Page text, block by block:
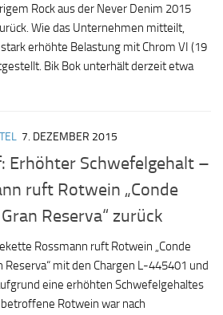
Rock aus der Never Denim 2015
Wie das Unternehmen mitteilt,
erhöhte Belastung mit Chrom VI (19
Bik Bok unterhält derzeit etwa
7. DEZEMBER 2015
Erhöhter Schwefelgehalt –
ruft Rotwein „Conde
Reserva“ zurück
Rossmann ruft Rotwein „Conde
Reserva“ mit den Chargen L-445401 und
eine erhöhten Schwefelgehaltes
Rotwein war nach